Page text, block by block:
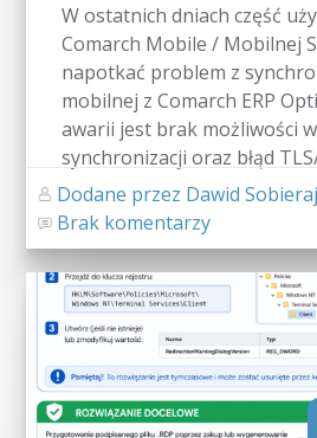
W ostatnich dniach część
Comarch Mobile / Mobilnej
napotkać problem z
mobilnej z Comarch ERP
awarii jest brak możliwości
synchronizacji oraz błąd
Dodane przez Dawid Sobieraj
Brak komentarzy